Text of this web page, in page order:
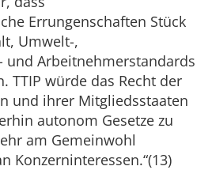
Errungenschaften Stück
Umwelt-,
und Arbeitnehmerstandards
TTIP würde das Recht der
und ihrer Mitgliedsstaaten
autonom Gesetze zu
am Gemeinwohl
Konzerninteressen.“(13)